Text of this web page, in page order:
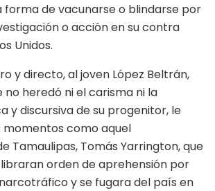
forma de vacunarse o blindarse por
o acción en su contra
Unidos.
y directo, al joven López Beltrán,
heredó ni el carisma ni la
y discursiva de su progenitor, le
como aquel
Tamaulipas, Tomás Yarrington, que
orden de aprehensión por
y se fugara del país en